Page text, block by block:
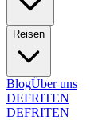
Reisen
BlogÜber uns
DEFRITEN
DEFRITEN